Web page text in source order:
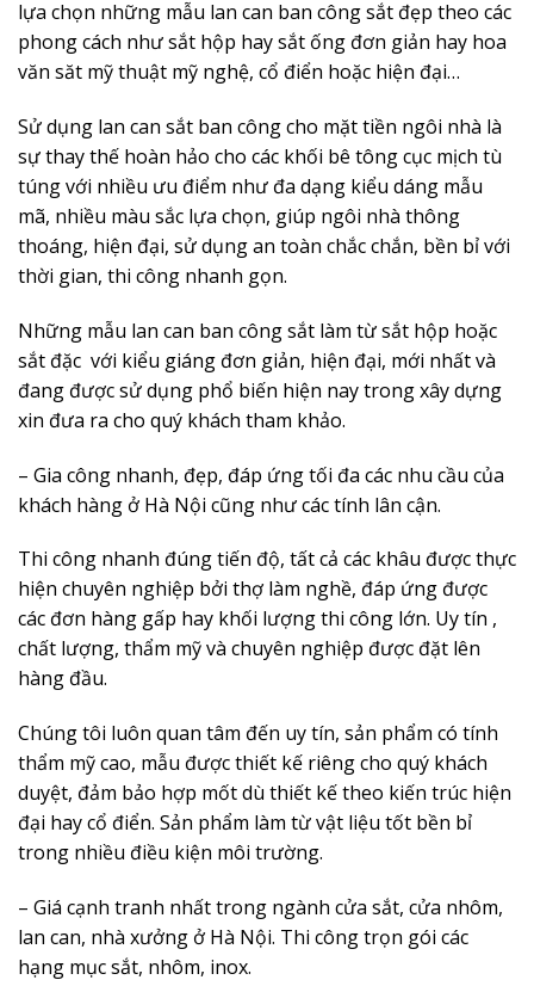
lựa chọn những mẫu lan can ban công sắt đẹp theo các
phong cách như sắt hộp hay sắt ống đơn giản hay hoa
văn săt mỹ thuật mỹ nghệ, cổ điển hoặc hiện đại…
Sử dụng lan can sắt ban công cho mặt tiền ngôi nhà là
sự thay thế hoàn hảo cho các khối bê tông cục mịch tù
túng với nhiều ưu điểm như đa dạng kiểu dáng mẫu
mã, nhiều màu sắc lựa chọn, giúp ngôi nhà thông
thoáng, hiện đại, sử dụng an toàn chắc chắn, bền bỉ với
thời gian, thi công nhanh gọn.
Những mẫu lan can ban công sắt làm từ sắt hộp hoặc
sắt đặc với kiểu giáng đơn giản, hiện đại, mới nhất và
đang được sử dụng phổ biến hiện nay trong xây dựng
xin đưa ra cho quý khách tham khảo.
– Gia công nhanh, đẹp, đáp ứng tối đa các nhu cầu của
khách hàng ở Hà Nội cũng như các tính lân cận.
Thi công nhanh đúng tiến độ, tất cả các khâu được thực
hiện chuyên nghiệp bởi thợ làm nghề, đáp ứng được
các đơn hàng gấp hay khối lượng thi công lớn. Uy tín ,
chất lượng, thẩm mỹ và chuyên nghiệp được đặt lên
hàng đầu.
Chúng tôi luôn quan tâm đến uy tín, sản phẩm có tính
thẩm mỹ cao, mẫu được thiết kế riêng cho quý khách
duyệt, đảm bảo hợp mốt dù thiết kế theo kiến trúc hiện
đại hay cổ điển. Sản phẩm làm từ vật liệu tốt bền bỉ
trong nhiều điều kiện môi trường.
– Giá cạnh tranh nhất trong ngành cửa sắt, cửa nhôm,
lan can, nhà xưởng ở Hà Nội. Thi công trọn gói các
hạng mục sắt, nhôm, inox.